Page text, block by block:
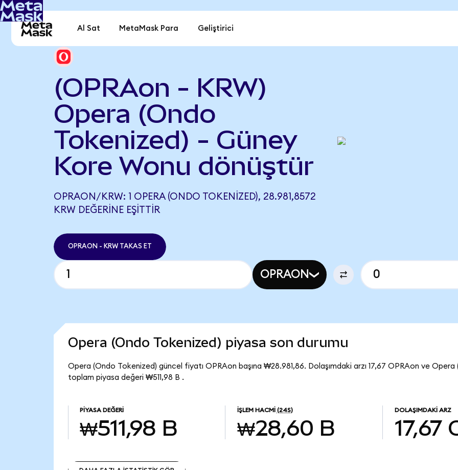
Al Sat MetaMask Para Geliştirici
(OPRAon - KRW)
Opera (Ondo
Tokenized) - Güney
Kore Wonu dönüştür
OPRAON/KRW: 1 OPERA (ONDO TOKENIZED), 28.981,8572
KRW DEĞERINE EŞITTIR
OPRAON - KRW TAKAS ET
OPRAON
Opera (Ondo Tokenized) piyasa son durumu
Opera (Ondo Tokenized) güncel fiyatı OPRAon başına ₩28.981,86. Dolaşımdaki arzı 17,67 OPRAon ve
toplam piyasa değeri ₩511,98 B .
PIYASA DEĞERI
₩511,98 B
İŞLEM HACMI (24S)
₩28,60 B
DOLAŞIMDAKI ARZ
17,67